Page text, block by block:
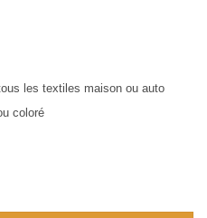
les textiles maison ou auto
coloré